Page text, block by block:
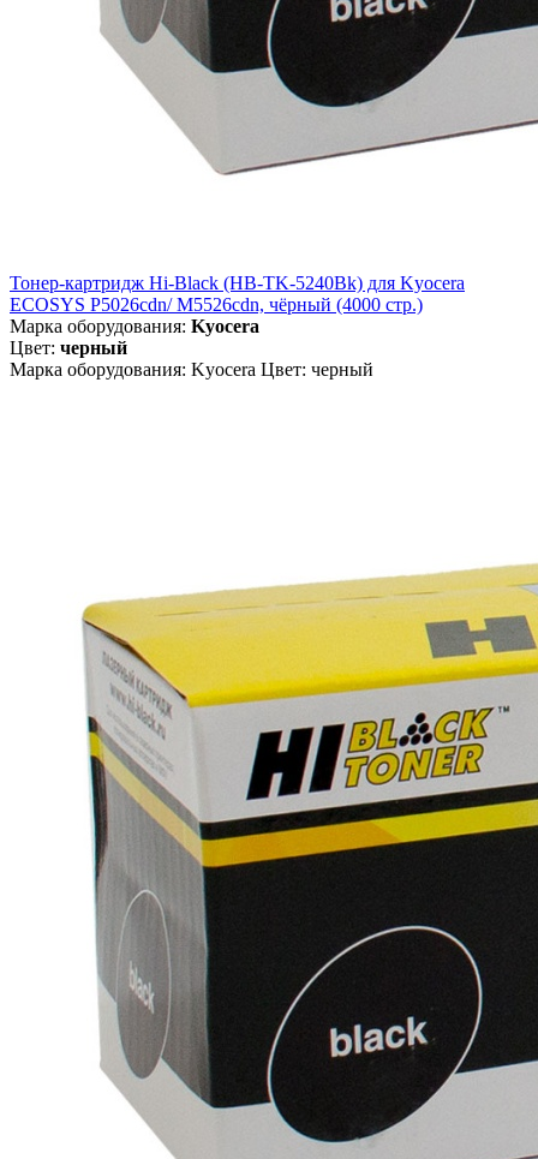
Тонер-картридж Hi-Black (HB-TK-5240Bk) для Kyocera
ECOSYS P5026cdn/ M5526cdn, чёрный (4000 стр.)
Марка оборудования: Kyocera
Цвет: черный
Марка оборудования: Kyocera Цвет: черный